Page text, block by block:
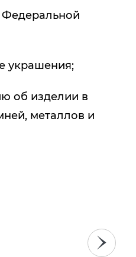
украшения;
об изделии в
металлов и